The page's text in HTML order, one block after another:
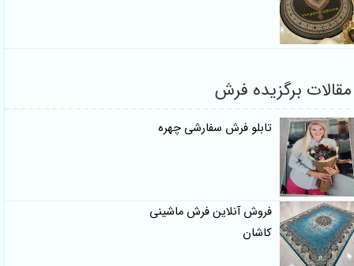
فرش
تابلو فرش سفارشی چهره
فروش آنلاین فرش ماشینی
کاشان